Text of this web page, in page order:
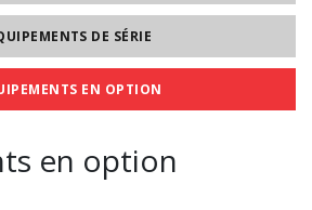
DE SÉRIE
EN OPTION
en option